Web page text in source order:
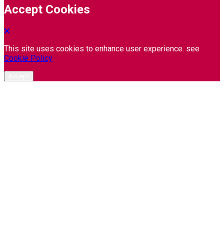
Accept Cookies
This site uses cookies to enhance user experience. see
Cookie Policy